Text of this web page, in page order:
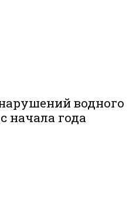
водного
начала года